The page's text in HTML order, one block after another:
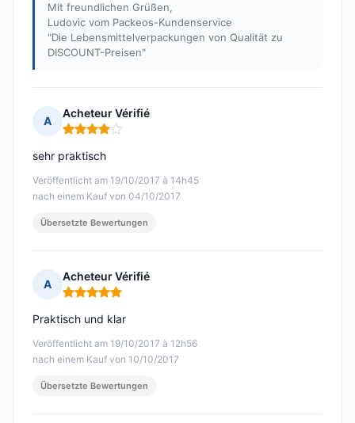
Mit freundlichen Grüßen,
Ludovic vom Packeos-Kundenservice
"Die Lebensmittelverpackungen von Qualität zu
DISCOUNT-Preisen"
A
Acheteur Vérifié
Hinweis: 4 von 5
Veröffentlicht am 19/10/2017 à 14h45
nach einem Kauf von 04/10/2017
sehr praktisch
Übersetzte Bewertungen
A
Acheteur Vérifié
Hinweis: 5 von 5
Veröffentlicht am 19/10/2017 à 12h56
nach einem Kauf von 10/10/2017
Praktisch und klar
Übersetzte Bewertungen